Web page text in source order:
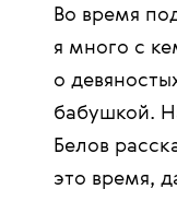
Во время
я много с
о
бабушкой.
Белов
это время,